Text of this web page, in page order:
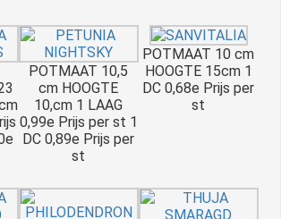
POTMAAT 10,5
cm HOOGTE
10,cm 1 LAAG
0,99e Prijs per st 1
DC 0,89e Prijs per
st
POTMAAT 10 cm
HOOGTE 15cm 1
DC 0,68e Prijs per
st